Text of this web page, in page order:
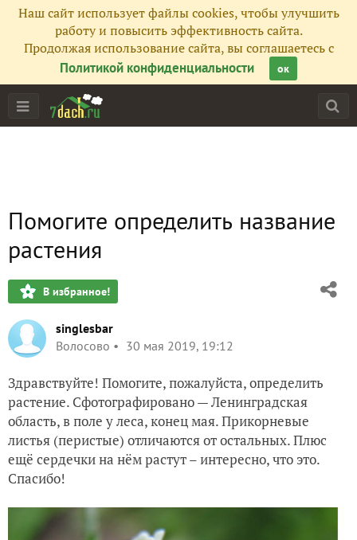
Наш сайт использует файлы cookies, чтобы улучшить
работу и повысить эффективность сайта.
Продолжая использование сайта, вы соглашаетесь с
Политикой конфиденциальности
ок
Помогите определить название
растения
В избранное!
singlesbar
Волосово
30 мая 2019, 19:12
Здравствуйте! Помогите, пожалуйста, определить
растение. Сфотографировано — Ленинградская
область, в поле у леса, конец мая. Прикорневые
листья (перистые) отличаются от остальных. Плюс
ещё сердечки на нём растут – интересно, что это.
Спасибо!